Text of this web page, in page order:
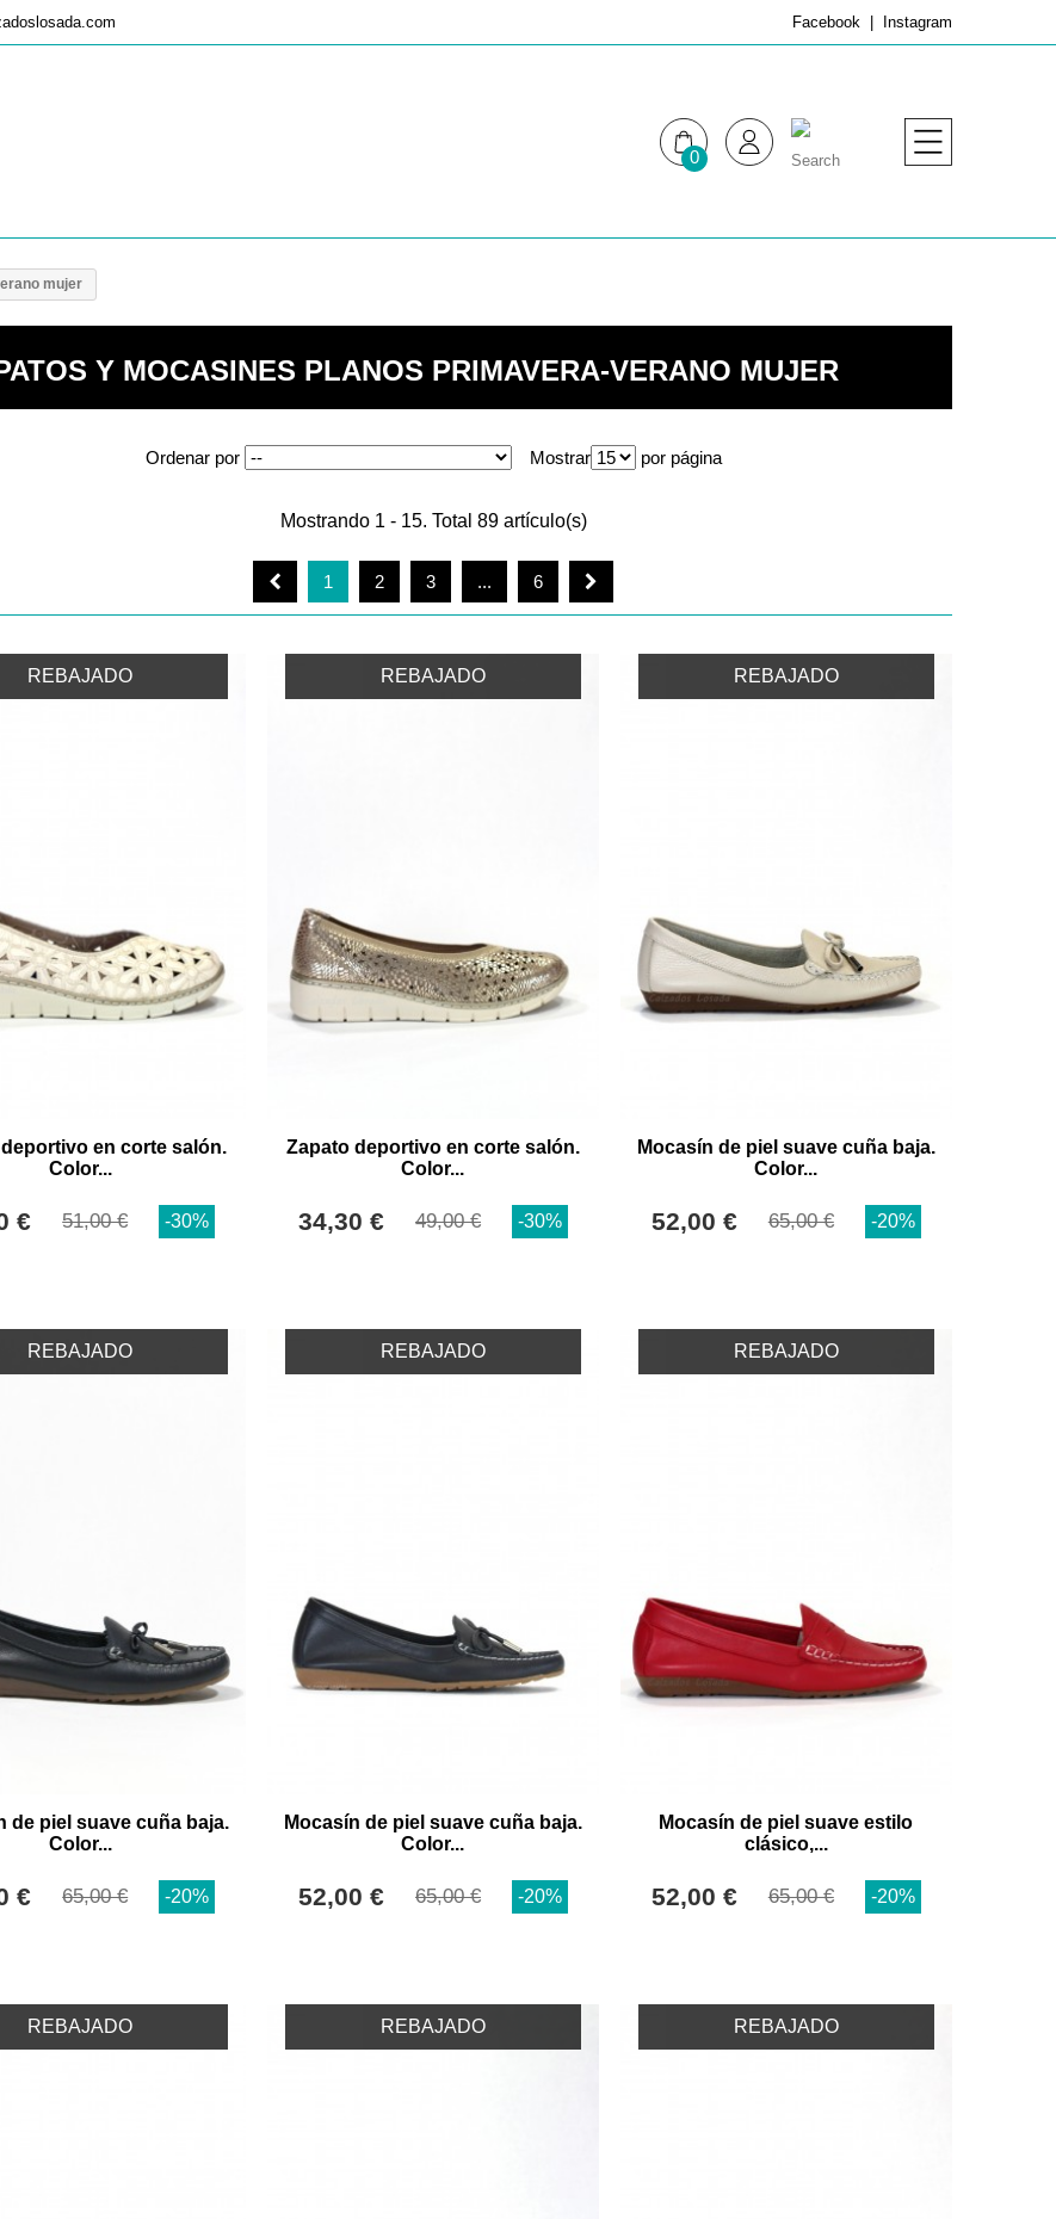
Facebook Instagram
0
mujer
Y MOCASINES PLANOS PRIMAVERA-VERANO MUJER
Ordenar por Mostrar por página
Mostrando 1 - 15. Total 89 artículo(s)
1 2 3 ... 6
REBAJADO
en corte salón.
Color...
€ 51,00 € -30%
REBAJADO
Zapato deportivo en corte salón.
Color...
34,30 € 49,00 € -30%
REBAJADO
Mocasín de piel suave cuña baja.
Color...
52,00 € 65,00 € -20%
REBAJADO
de piel suave cuña baja.
Color...
€ 65,00 € -20%
REBAJADO
Mocasín de piel suave cuña baja.
Color...
52,00 € 65,00 € -20%
REBAJADO
Mocasín de piel suave estilo
clásico,...
52,00 € 65,00 € -20%
REBAJADO REBAJADO REBAJADO